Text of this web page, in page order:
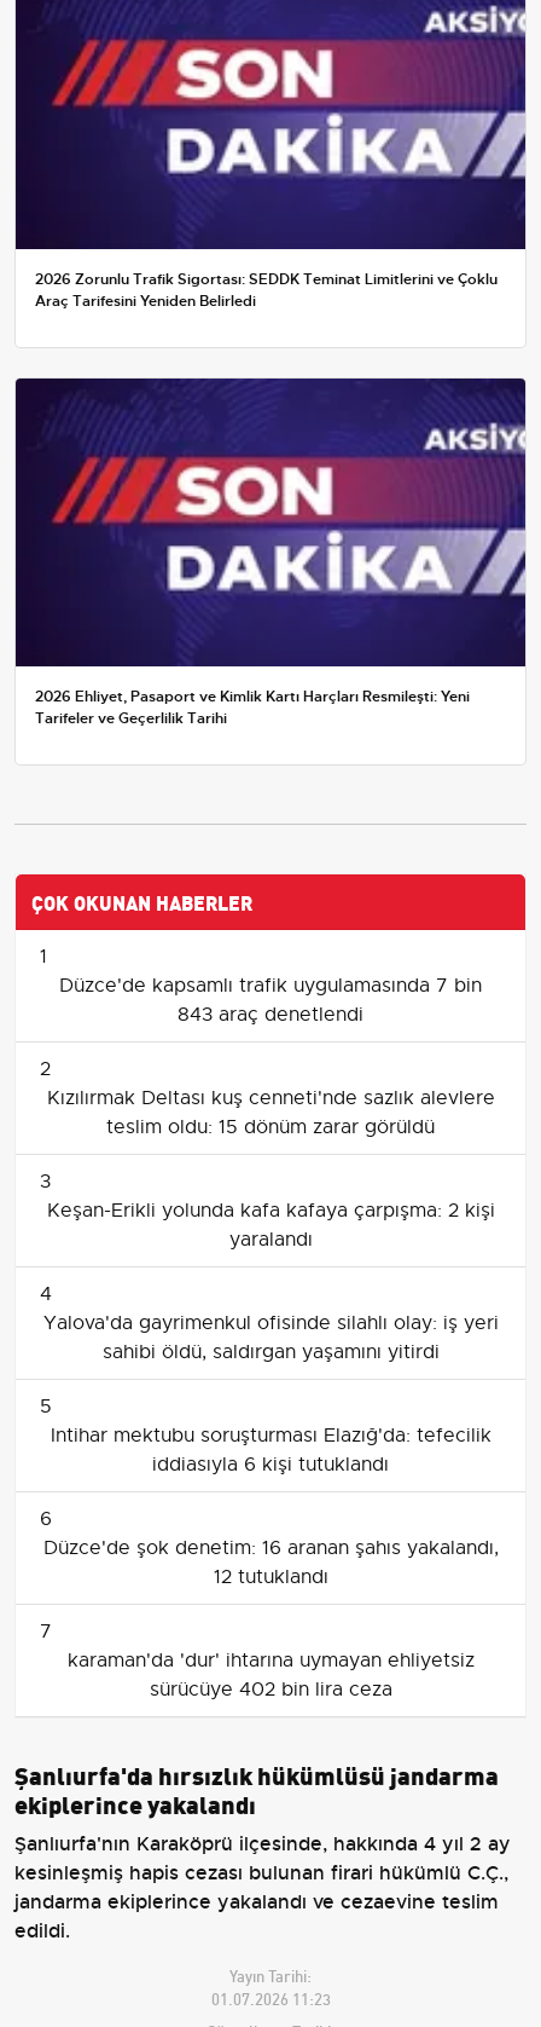
2026 Zorunlu Trafik Sigortası: SEDDK Teminat Limitlerini ve Çoklu
Araç Tarifesini Yeniden Belirledi
2026 Ehliyet, Pasaport ve Kimlik Kartı Harçları Resmileşti: Yeni
Tarifeler ve Geçerlilik Tarihi
ÇOK OKUNAN HABERLER
1
Düzce'de kapsamlı trafik uygulamasında 7 bin
843 araç denetlendi
2
Kızılırmak Deltası kuş cenneti'nde sazlık alevlere
teslim oldu: 15 dönüm zarar görüldü
3
Keşan-Erikli yolunda kafa kafaya çarpışma: 2 kişi
yaralandı
4
Yalova'da gayrimenkul ofisinde silahlı olay: iş yeri
sahibi öldü, saldırgan yaşamını yitirdi
5
Intihar mektubu soruşturması Elazığ'da: tefecilik
iddiasıyla 6 kişi tutuklandı
6
Düzce'de şok denetim: 16 aranan şahıs yakalandı,
12 tutuklandı
7
karaman'da 'dur' ihtarına uymayan ehliyetsiz
sürücüye 402 bin lira ceza
Şanlıurfa'da hırsızlık hükümlüsü jandarma
ekiplerince yakalandı
Şanlıurfa'nın Karaköprü ilçesinde, hakkında 4 yıl 2 ay
kesinleşmiş hapis cezası bulunan firari hükümlü C.Ç.,
jandarma ekiplerince yakalandı ve cezaevine teslim
edildi.
Yayın Tarihi:
01.07.2026 11:23